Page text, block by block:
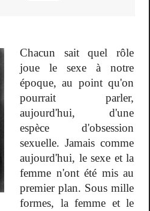
Chacun sait quel rôle
joue le sexe à notre
époque, au point qu'on
pourrait parler,
aujourd'hui, d'une
espèce d'obsession
sexuelle. Jamais comme
aujourd'hui, le sexe et la
femme n'ont été mis au
premier plan. Sous mille
formes, la femme et le